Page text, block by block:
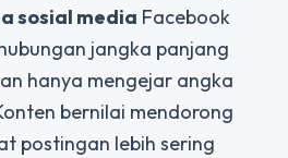
sosial media Facebook
jangka panjang
hanya mengejar angka
bernilai mendorong
postingan lebih sering